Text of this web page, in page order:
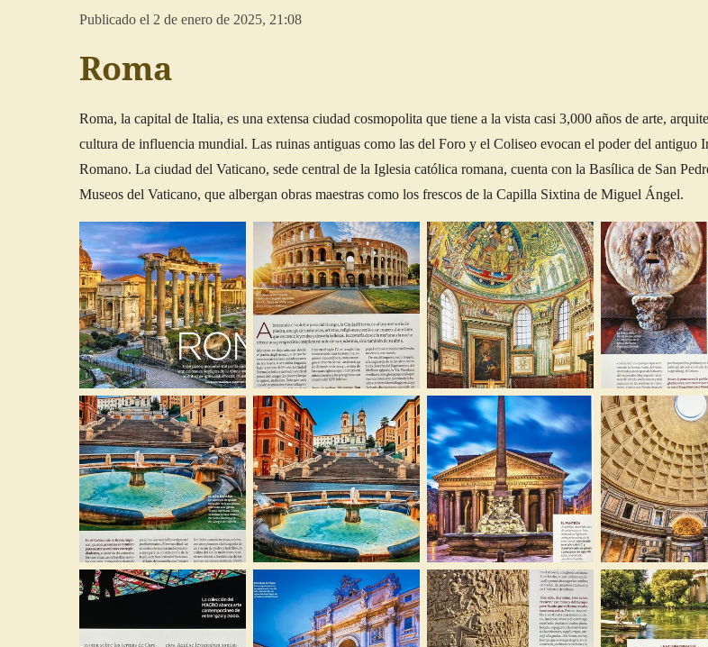
Publicado el 2 de enero de 2025, 21:08
Roma
Roma, la capital de Italia, es una extensa ciudad cosmopolita que tiene a la vista casi 3,000 años de arte,
cultura de influencia mundial. Las ruinas antiguas como las del Foro y el Coliseo evocan el poder del antiguo
Romano. La ciudad del Vaticano, sede central de la Iglesia católica romana, cuenta con la Basílica de San
Museos del Vaticano, que albergan obras maestras como los frescos de la Capilla Sixtina de Miguel Ángel.